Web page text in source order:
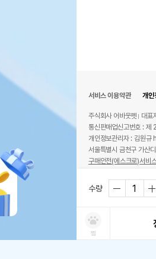
수량
찜
서비스 이용약관 개인
주식회사 어바웃펫 대표
통신판매업신고번호 :
개인정보관리자 : 김원
서울특별시 금천구 가
구매안전(에스크로)서비